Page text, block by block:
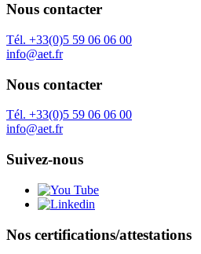
Nous contacter
Tél. +33(0)5 59 06 06 00
info@aet.fr
Nous contacter
Tél. +33(0)5 59 06 06 00
info@aet.fr
Suivez-nous
Nos certifications/attestations